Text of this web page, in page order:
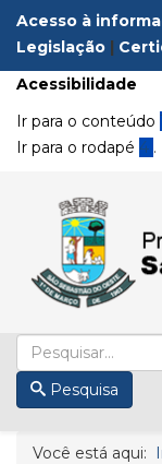
Acesso à
Legislação |
Acessibilidade
Ir para o conteúdo
Ir para o rodapé 4 .
Pesquisa
Você está aqui: